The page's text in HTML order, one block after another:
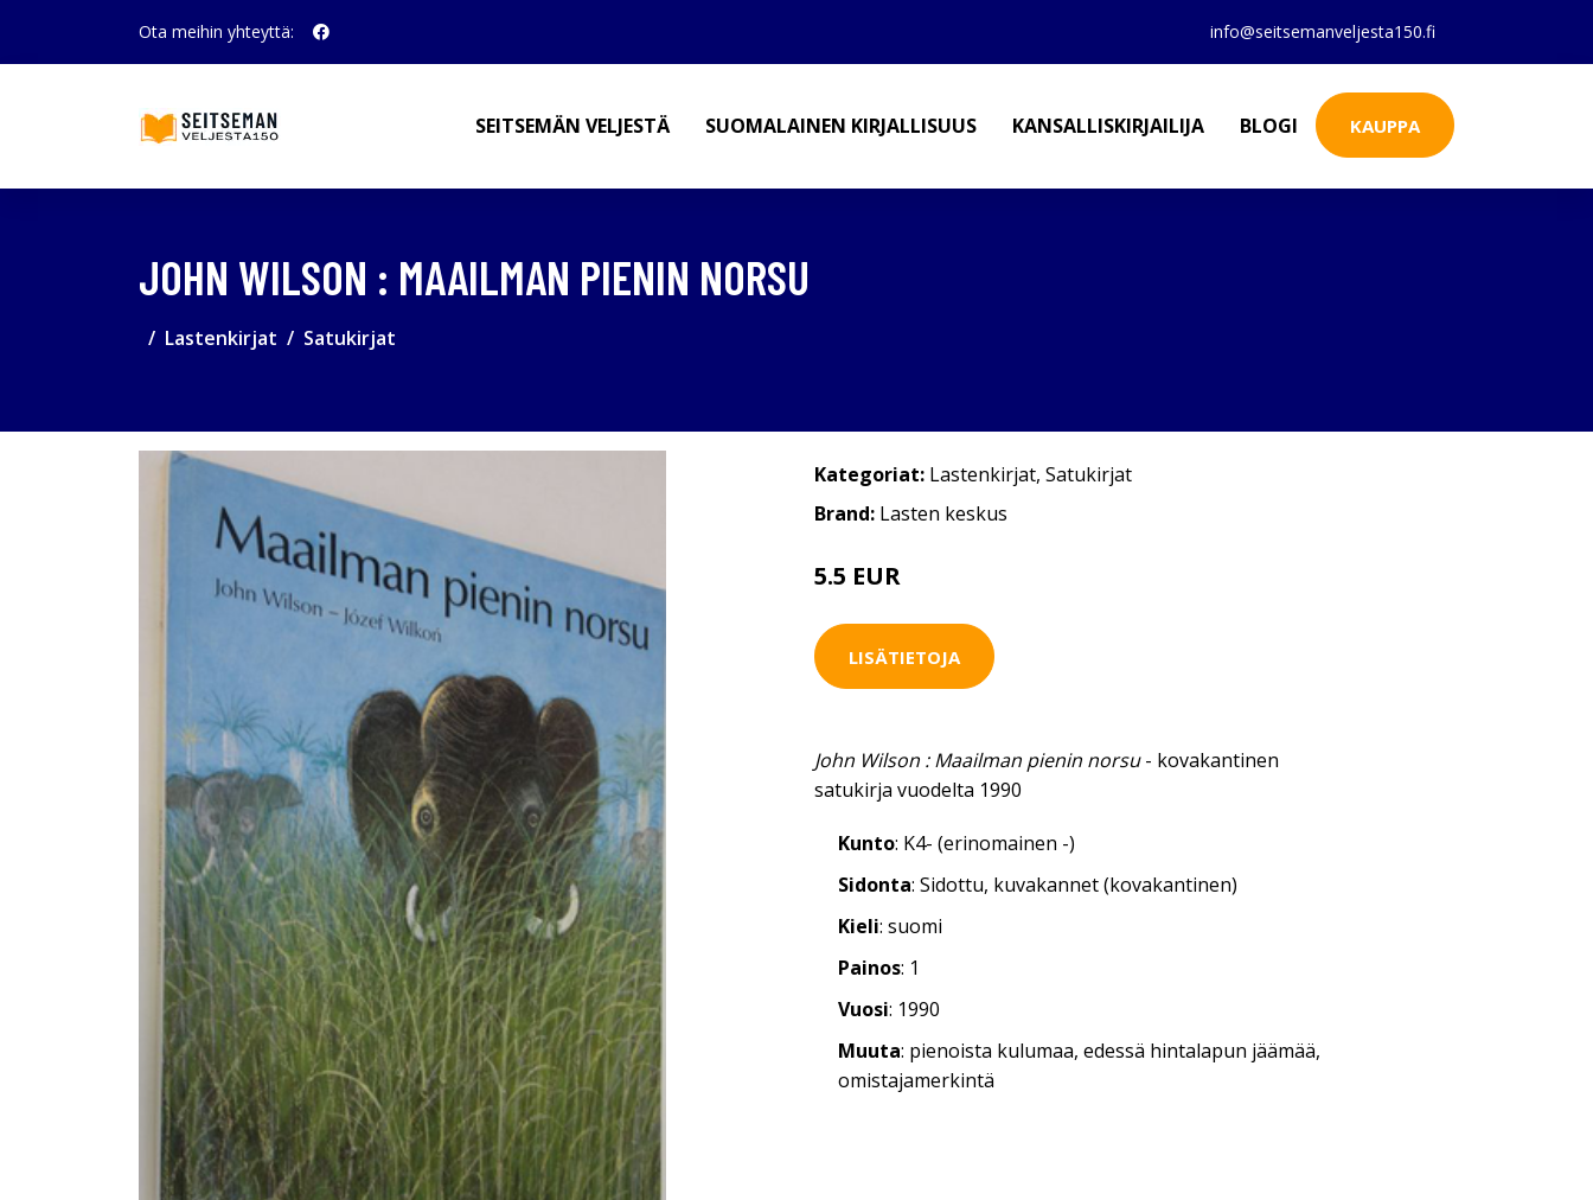
Ota meihin yhteyttä: info@seitsemanveljesta150.fi
SEITSEMÄN VELJESTÄ SUOMALAINEN KIRJALLISUUS KANSALLISKIRJAILIJA BLOGI KAUPPA
JOHN WILSON : MAAILMAN PIENIN NORSU
Lastenkirjat Satukirjat
Kategoriat: Lastenkirjat, Satukirjat
Brand: Lasten keskus
5.5 EUR
LISÄTIETOJA
John Wilson : Maailman pienin norsu- kovakantinen
satukirja vuodelta 1990
Kunto: K4- (erinomainen -)
Sidonta: Sidottu, kuvakannet (kovakantinen)
Kieli: suomi
Painos: 1
Vuosi: 1990
Muuta: pienoista kulumaa, edessä hintalapun jäämää,
omistajamerkintä